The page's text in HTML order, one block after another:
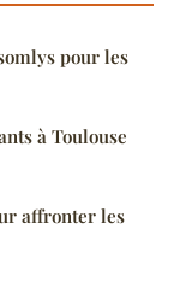
pour les
à Toulouse
affronter les